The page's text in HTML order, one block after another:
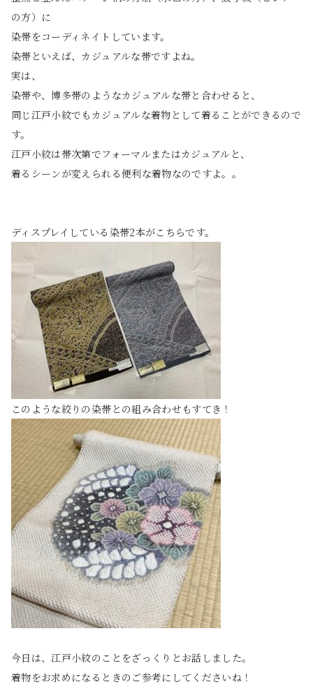
の方）に
染帯をコーディネイトしています。
染帯といえば、カジュアルな帯ですよね。
実は、
染帯や、博多帯のようなカジュアルな帯と合わせると、
同じ江戸小紋でもカジュアルな着物として着ることができるので
す。
江戸小紋は帯次第でフォーマルまたはカジュアルと、
着るシーンが変えられる便利な着物なのですよ。。
ディスプレイしている染帯2本がこちらです。
このような絞りの染帯との組み合わせもすてき！
今日は、江戸小紋のことをざっくりとお話しました。
着物をお求めになるときのご参考にしてくださいね！